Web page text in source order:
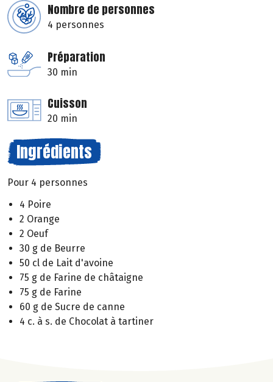
Nombre de personnes
4 personnes
Préparation
30 min
Cuisson
20 min
Ingrédients
Pour 4 personnes
4 Poire
2 Orange
2 Oeuf
30 g de Beurre
50 cl de Lait d'avoine
75 g de Farine de châtaigne
75 g de Farine
60 g de Sucre de canne
4 c. à s. de Chocolat à tartiner